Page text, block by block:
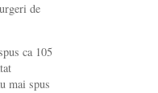
de
ca 105
mai spus